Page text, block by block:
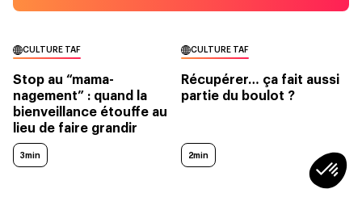
CULTURE TAF
Stop au “mama-
nagement” : quand la
bienveillance étouffe au
lieu de faire grandir
3min
CULTURE TAF
Récupérer… ça fait aussi
partie du boulot ?
2min